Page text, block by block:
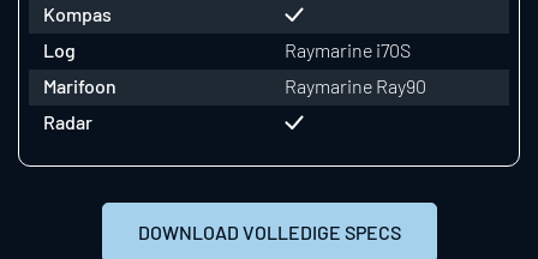
Kompas
Log
Raymarine i70S
Marifoon
Raymarine Ray90
Radar
DOWNLOAD VOLLEDIGE SPECS